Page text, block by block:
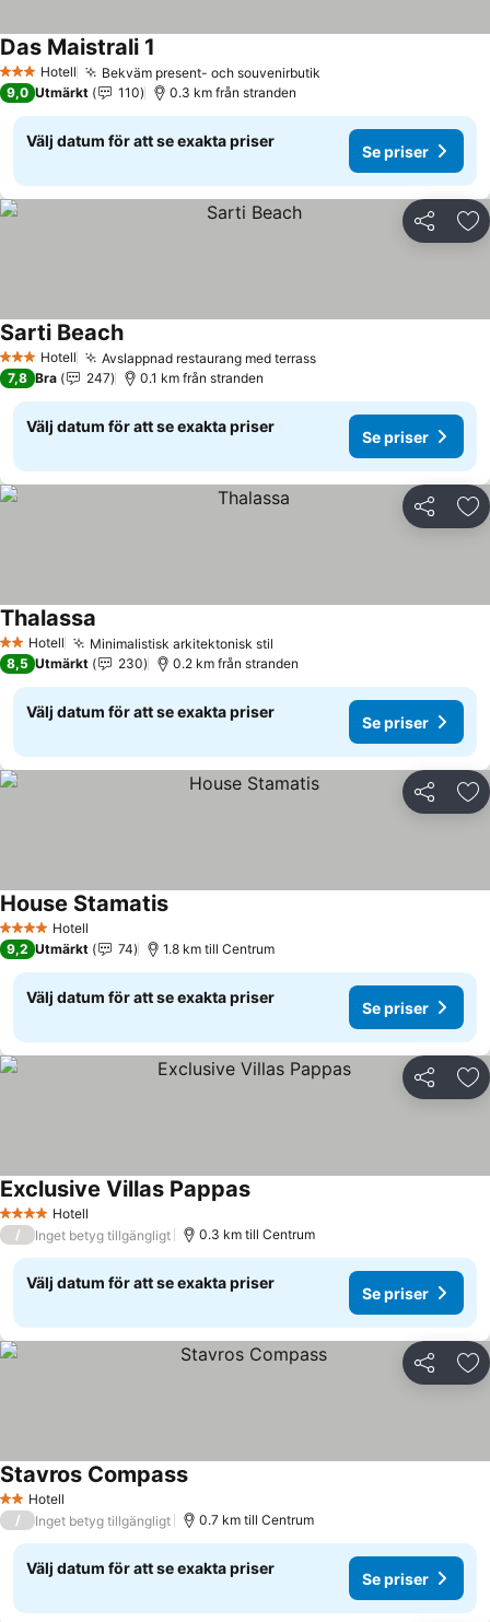
3 StjärnorHotell Bekväm present- och souvenirbutik
Das Maistrali 1
9,0 Utmärkt 110 0.3 km från stranden
Välj datum för att se exakta priser
Se priser
Dela
3 StjärnorHotell Avslappnad restaurang med terrassSe priser
Sarti BeachSe priser
7,8 Bra 247 0.1 km från stranden
Välj datum för att se exakta priser
Se priser
Dela
2 Stjärnor
Hotell Minimalistisk arkitektonisk stil
Thalassa
8,5 Utmärkt 230 0.2 km från stranden
Välj datum för att se exakta priser
Se priser
Dela
4 StjärnorHotell
House StamatisSe priser
9,2 Utmärkt 74 1.8 km till Centrum
Välj datum för att se exakta priser
Se priser
Dela
4 StjärnorHotell
Exclusive Villas PappasSe priser
/ Inget betyg tillgängligt 0.3 km till Centrum
Välj datum för att se exakta priser
Se priser
Dela
2 Stjärnor
Hotell
Stavros CompassSe priser
/ Inget betyg tillgängligt 0.7 km till Centrum
Välj datum för att se exakta priser
Se priser